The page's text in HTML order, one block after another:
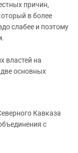
причин,
в более
слабее и поэтому
властей на
основных
Кавказа
с